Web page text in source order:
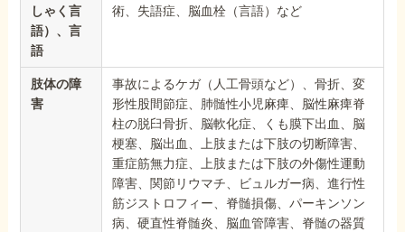
しゃく言
語）、言
語
術、失語症、脳血栓（言語）など
肢体の障
害
事故によるケガ（人工骨頭など）、骨折、変
形性股間節症、肺髄性小児麻痺、脳性麻痺脊
柱の脱臼骨折、脳軟化症、くも膜下出血、脳
梗塞、脳出血、上肢または下肢の切断障害、
重症筋無力症、上肢または下肢の外傷性運動
障害、関節リウマチ、ビュルガー病、進行性
筋ジストロフィー、脊髄損傷、パーキンソン
病、硬直性脊髄炎、脳血管障害、脊髄の器質